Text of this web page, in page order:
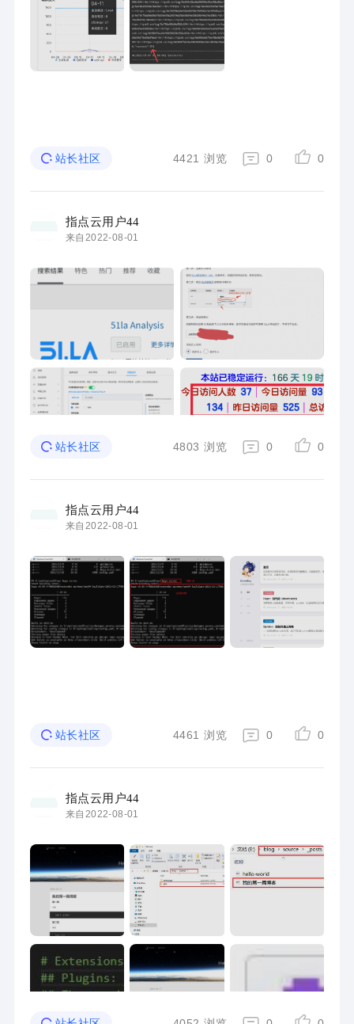
站长社区 4421 浏览 0 0
指点云用户44
来自2022-08-01
站长社区 4803 浏览 0 0
指点云用户44
来自2022-08-01
站长社区 4461 浏览 0 0
指点云用户44
来自2022-08-01